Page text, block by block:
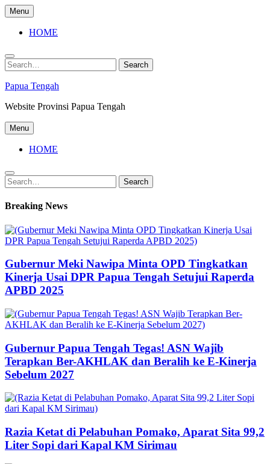
Skip
to
content
Menu
HOME
Search
for:
Search
Papua Tengah
Website Provinsi Papua Tengah
Menu
HOME
Search
for:
Search
Breaking News
Gubernur Meki Nawipa Minta OPD Tingkatkan
Kinerja Usai DPR Papua Tengah Setujui Raperda
APBD 2025
Gubernur Papua Tengah Tegas! ASN Wajib
Terapkan Ber-AKHLAK dan Beralih ke E-Kinerja
Sebelum 2027
Razia Ketat di Pelabuhan Pomako, Aparat Sita 99,2
Liter Sopi dari Kapal KM Sirimau